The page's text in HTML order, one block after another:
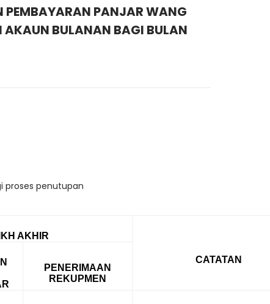
PEMBAYARAN PANJAR WANG
BULANAN BAGI BULAN
proses penutupan
AKHIR
CATATAN
PENERIMAAN
REKUPMEN